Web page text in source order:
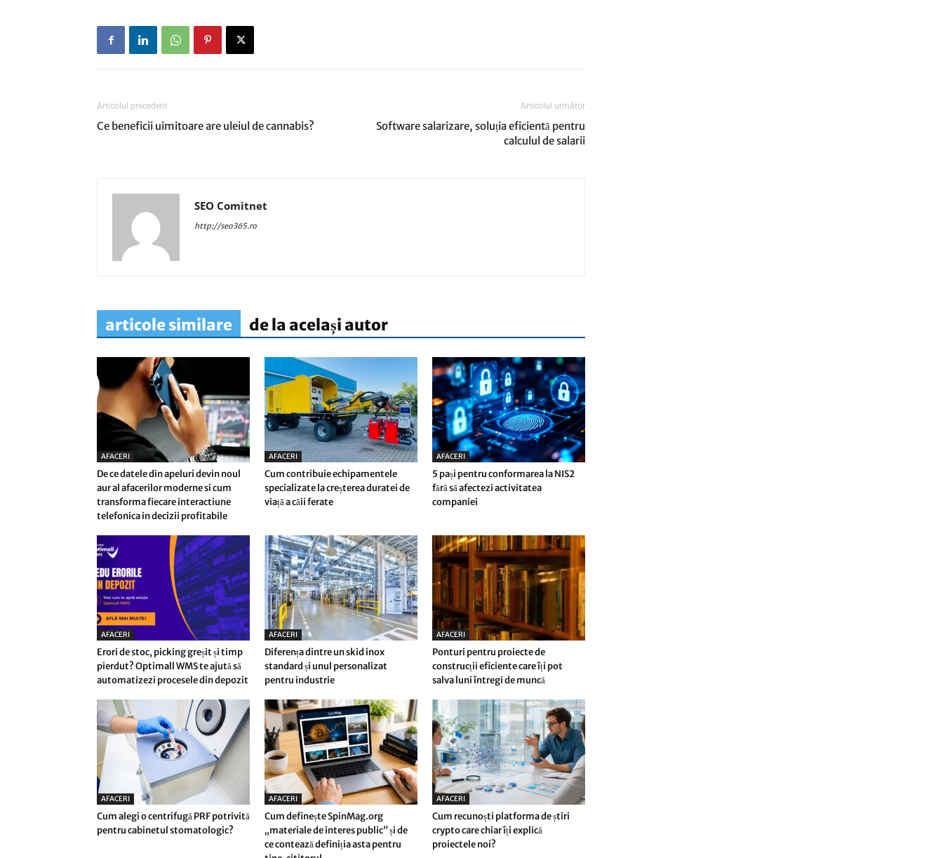
Articolul precedent
Ce beneficii uimitoare are uleiul de cannabis?
Articolul următor
Software salarizare, soluția eficientă pentru
calculul de salarii
SEO Comitnet
http://seo365.ro
articole similare de la același autor
AFACERI
De ce datele din apeluri devin noul
aur al afacerilor moderne si cum
transforma fiecare interactiune
telefonica in decizii profitabile
AFACERI
Cum contribuie echipamentele
specializate la creșterea duratei de
viață a căii ferate
AFACERI
5 pași pentru conformarea la NIS2
fără să afectezi activitatea
companiei
AFACERI
Erori de stoc, picking greșit și timp
pierdut? Optimall WMS te ajută să
automatizezi procesele din depozit
AFACERI
Diferența dintre un skid inox
standard și unul personalizat
pentru industrie
AFACERI
Ponturi pentru proiecte de
construcții eficiente care îți pot
salva luni întregi de muncă
AFACERI
Cum alegi o centrifugă PRF potrivită
pentru cabinetul stomatologic?
AFACERI
Cum definește SpinMag.org
„materiale de interes public” și de
ce contează definiția asta pentru
AFACERI
Cum recunoști platforma de știri
crypto care chiar îți explică
proiectele noi?